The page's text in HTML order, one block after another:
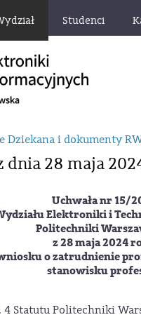
Studenci
Dziekana i dokumenty
dnia 28 maja
Uchwała nr 15/
Elektroniki i
Politechniki
z 28 maja 2024
o zatrudnienie
stanowisku
4 Statutu Politechniki